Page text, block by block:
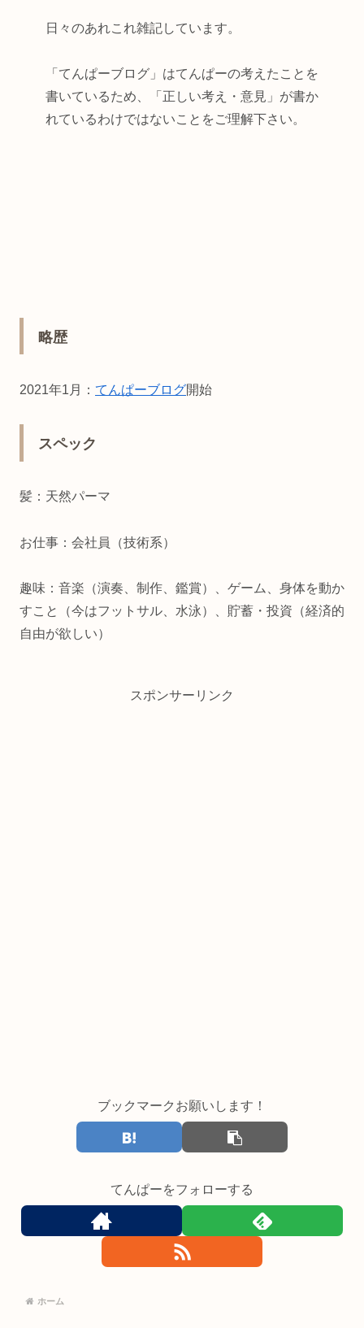
日々のあれこれ雑記しています。
「てんぱーブログ」はてんぱーの考えたことを
書いているため、「正しい考え・意見」が書か
れているわけではないことをご理解下さい。
略歴
2021年1月： てんぱーブログ開始
スペック
髪：天然パーマ
お仕事：会社員（技術系）
趣味：音楽（演奏、制作、鑑賞）、ゲーム、身体を動か
すこと（今はフットサル、水泳）、貯蓄・投資（経済的
自由が欲しい）
スポンサーリンク
ブックマークお願いします！
てんぱーをフォローする
ホーム